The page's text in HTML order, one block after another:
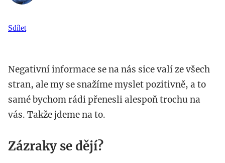
Sdílet
Negativní informace se na nás sice valí ze všech
stran, ale my se snažíme myslet pozitivně, a to
samé bychom rádi přenesli alespoň trochu na
vás. Takže jdeme na to.
Zázraky se dějí?